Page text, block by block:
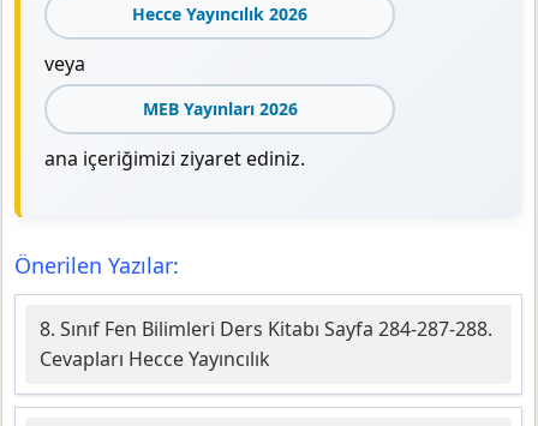
Hecce Yayıncılık 2026
veya
MEB Yayınları 2026
ana içeriğimizi ziyaret ediniz.
Önerilen Yazılar:
8. Sınıf Fen Bilimleri Ders Kitabı Sayfa 284-287-288.
Cevapları Hecce Yayıncılık